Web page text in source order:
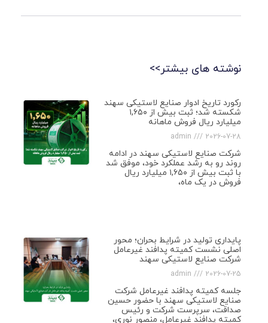
نوشته های بیشتر>>
رکورد تاریخ ادوار صنایع لاستیکی سهند
شکسته شد؛ ثبت بیش از ۱,۶۵۰
میلیارد ریال فروش ماهانه
admin 2026-07-28
شرکت صنایع لاستیکی سهند در ادامه
روند رو به رشد عملکرد خود، موفق شد
با ثبت بیش از ۱,۶۵۰ میلیارد ریال
فروش در یک ماه،
پایداری تولید در شرایط بحران؛ محور
اصلی نشست کمیته پدافند غیرعامل
شرکت صنایع لاستیکی سهند
admin 2026-07-25
جلسه کمیته پدافند غیرعامل شرکت
صنایع لاستیکی سهند با حضور حسین
صداقت، سرپرست شرکت و رئیس
کمیته پدافند غیرعامل، منصور نوری،